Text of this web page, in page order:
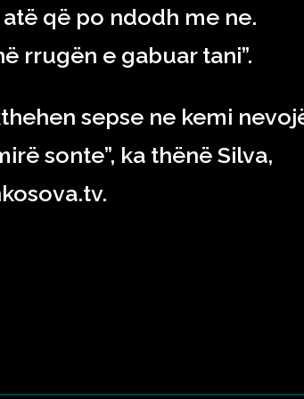
që po ndodh me ne.
rrugën e gabuar tani”.
sepse ne kemi
sonte”, ka thënë Silva,